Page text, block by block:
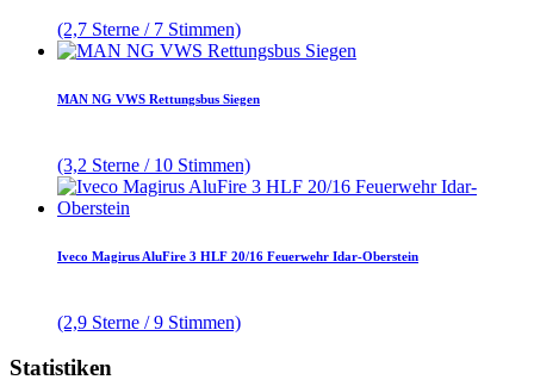
(2,7 Sterne / 7 Stimmen)
MAN NG VWS Rettungsbus Siegen
(3,2 Sterne / 10 Stimmen)
Iveco Magirus AluFire 3 HLF 20/16 Feuerwehr Idar-Oberstein
(2,9 Sterne / 9 Stimmen)
Statistiken